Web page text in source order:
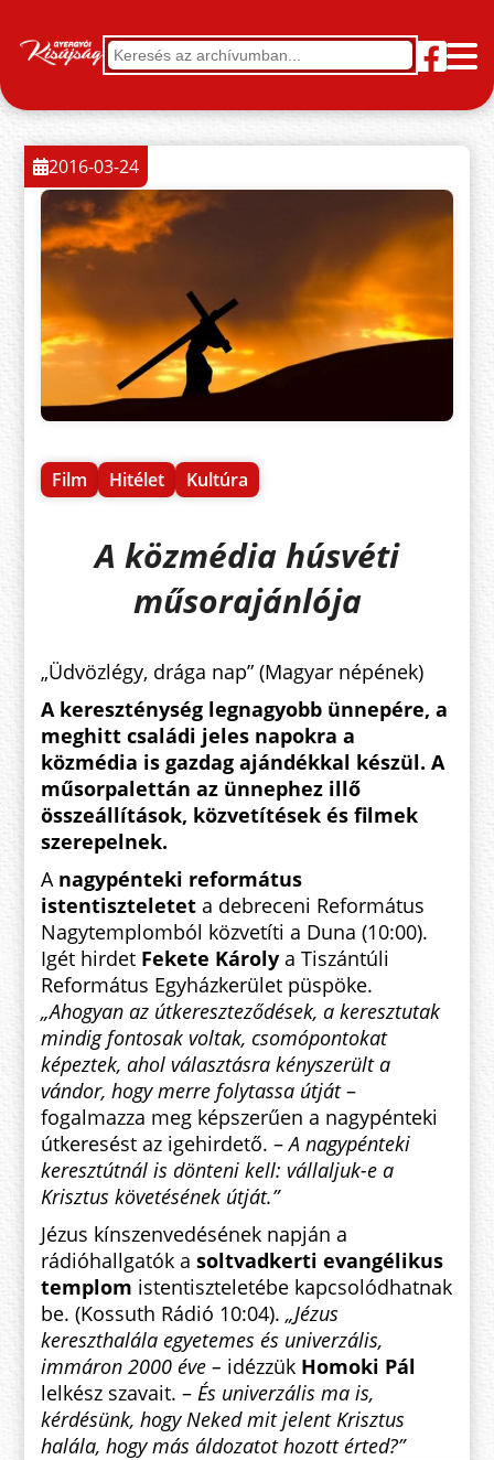
Film Hitélet Kultúra
2016-03-24
A közmédia húsvéti
műsorajánlója
„Üdvözlégy, drága nap” (Magyar népének)
A kereszténység legnagyobb ünnepére, a
meghitt családi jeles napokra a
közmédia is gazdag ajándékkal készül. A
műsorpalettán az ünnephez illő
összeállítások, közvetítések és filmek
szerepelnek.
Anagypénteki református
istentiszteletet a debreceni Református
Nagytemplomból közvetíti a Duna (10:00).
Igét hirdet Fekete Károly a Tiszántúli
Református Egyházkerület püspöke.
„Ahogyan az útkereszteződések, a keresztutak
mindig fontosak voltak, csomópontokat
képeztek, ahol választásra kényszerült a
vándor, hogy merre folytassa útját–
fogalmazza meg képszerűen a nagypénteki
útkeresést az igehirdető. –A nagypénteki
keresztútnál is dönteni kell: vállaljuk-e a
Krisztus követésének útját.”
Jézus kínszenvedésének napján a
rádióhallgatók a soltvadkerti evangélikus
templom istentiszteletébe kapcsolódhatnak
be. (Kossuth Rádió 10:04).„Jézus
kereszthalála egyetemes és univerzális,
immáron 2000 éve – idézzük Homoki Pál
lelkész szavait. –És univerzális ma is,
kérdésünk, hogy Neked mit jelent Krisztus
halála, hogy más áldozatot hozott érted?”